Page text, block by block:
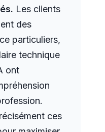
Les clients
des
particuliers,
technique
ont
ces